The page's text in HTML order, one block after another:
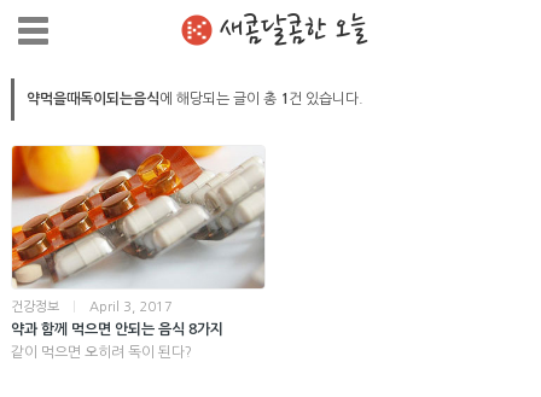
새콤달콤한 오늘
약먹을때독이되는음식에 해당되는 글이 총 1 건 있습니다.
건강정보 April 3, 2017
약과 함께 먹으면 안되는 음식 8가지
같이 먹으면 오히려 독이 된다?